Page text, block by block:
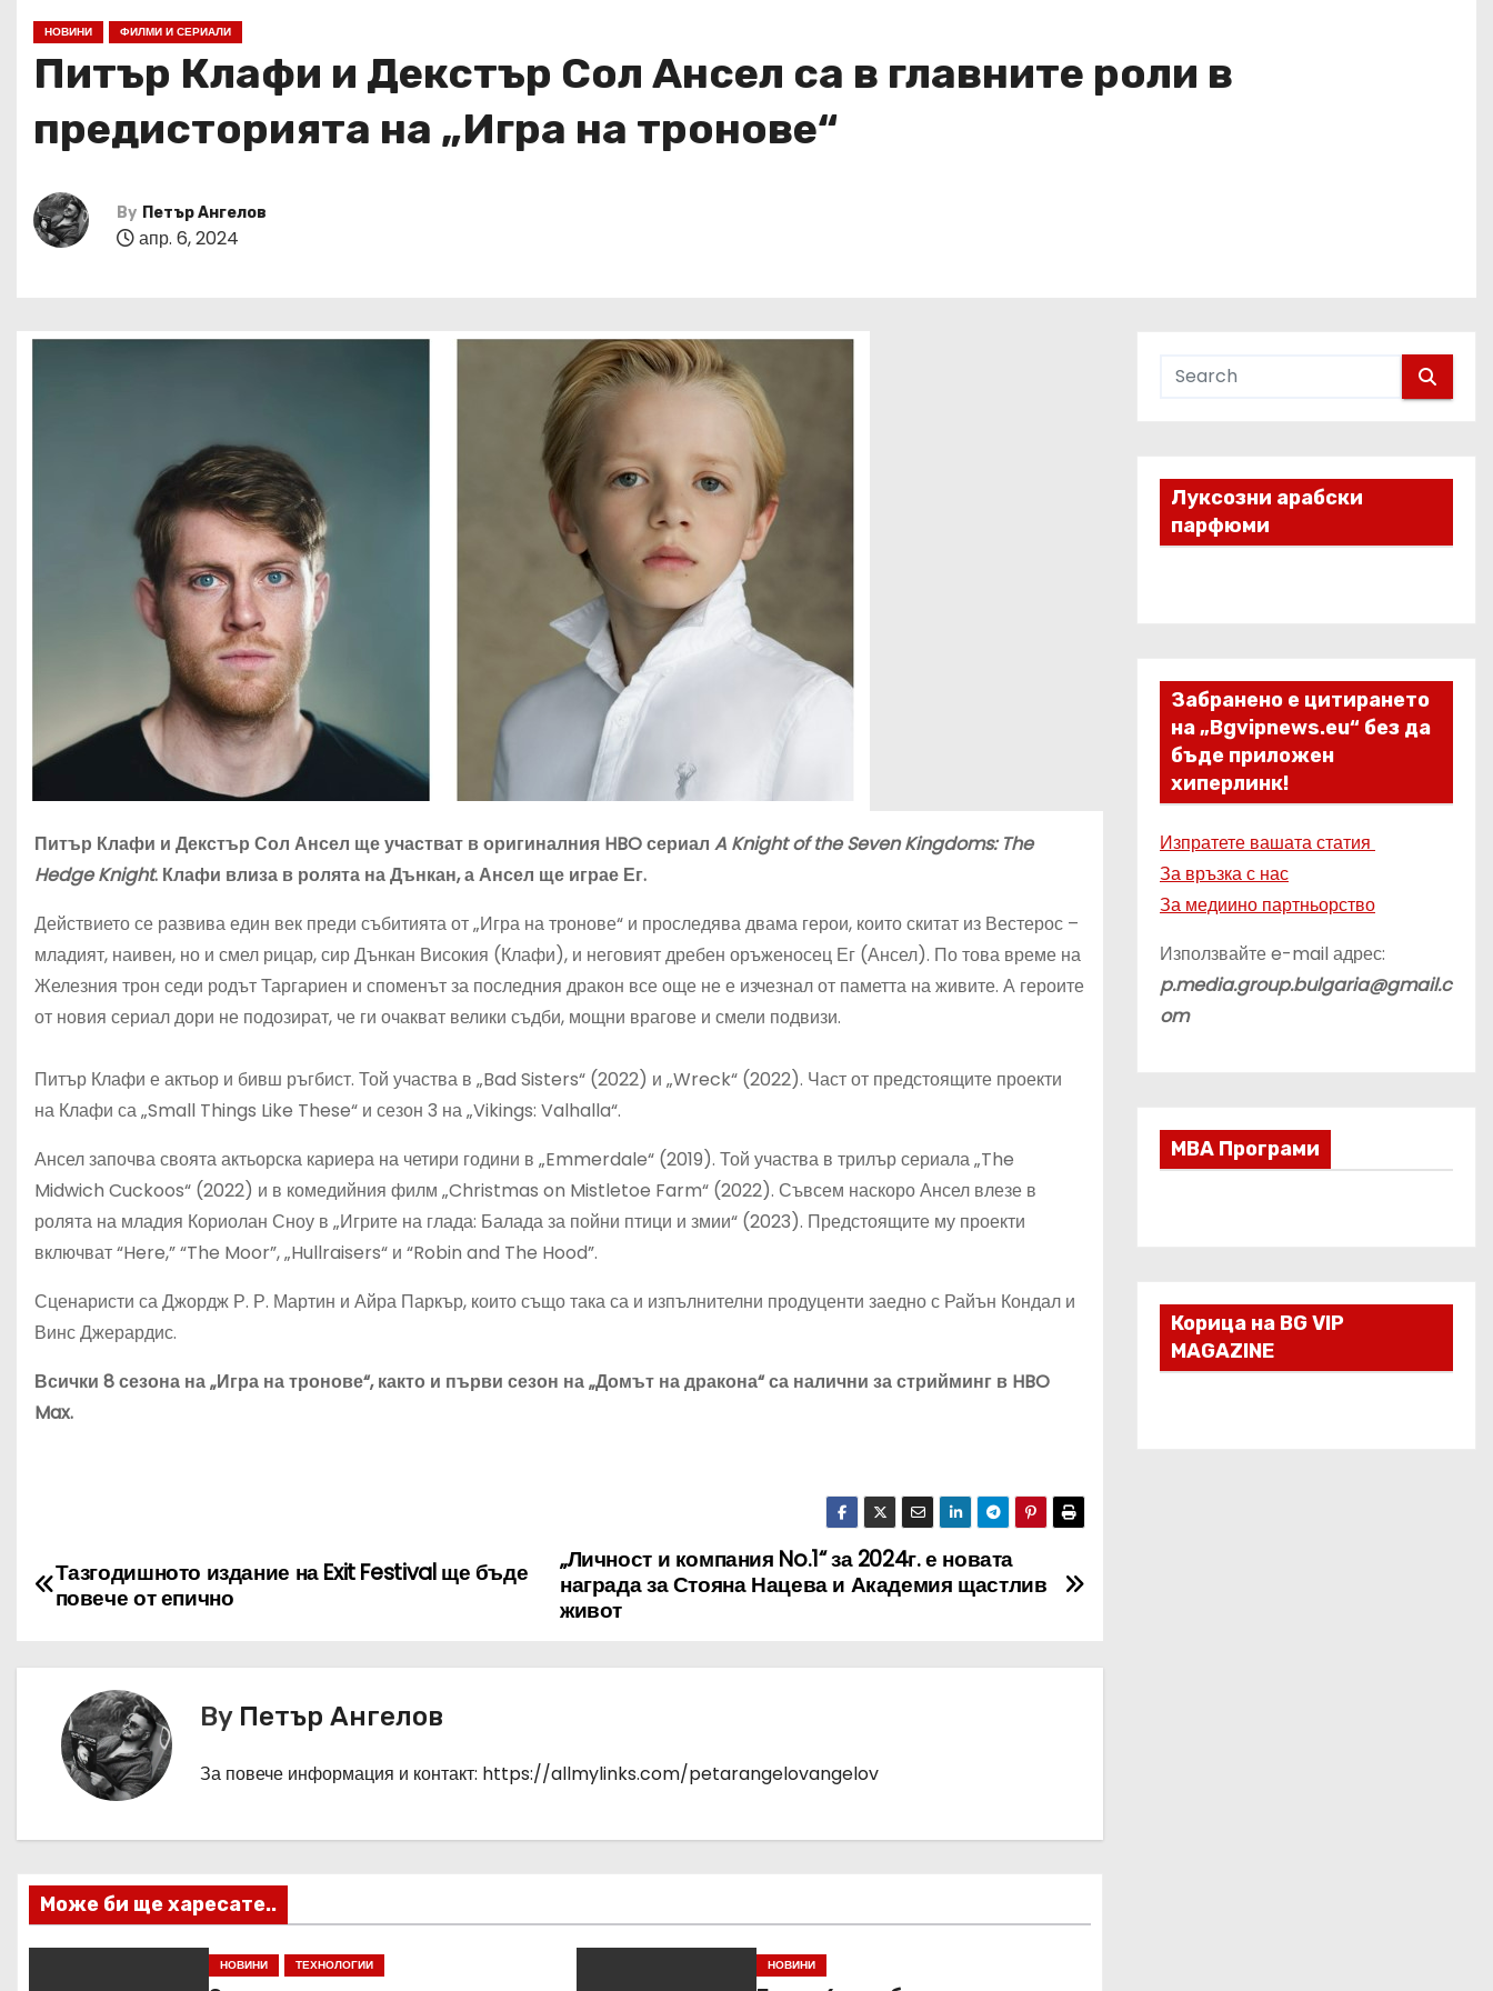
НОВИНИ ФИЛМИ И СЕРИАЛИ
Питър Клафи и Декстър Сол Ансел са в главните роли в
предисторията на „Игра на тронове“
By Петър Ангелов
апр. 6, 2024
Питър Клафи и Декстър Сол Ансел ще участват в оригиналния HBO сериал A Knight of the Seven Kingdoms: The
Hedge Knight. Клафи влиза в ролята на Дънкан, а Ансел ще играе Ег.
Действието се развива един век преди събитията от „Игра на тронове“ и проследява двама герои, които скитат из Вестерос –
младият, наивен, но и смел рицар, сир Дънкан Високия (Клафи), и неговият дребен оръженосец Ег (Ансел). По това време на
Железния трон седи родът Таргариен и споменът за последния дракон все още не е изчезнал от паметта на живите. А героите
от новия сериал дори не подозират, че ги очакват велики съдби, мощни врагове и смели подвизи.
Питър Клафи е актьор и бивш ръгбист. Той участва в „Bad Sisters“ (2022) и „Wreck“ (2022). Част от предстоящите проекти
на Клафи са „Small Things Like These“ и сезон 3 на „Vikings: Valhalla“.
Ансел започва своята актьорска кариера на четири години в „Emmerdale“ (2019). Той участва в трилър сериала „The
Midwich Cuckoos“ (2022) и в комедийния филм „Christmas on Mistletoe Farm“ (2022). Съвсем наскоро Ансел влезе в
ролята на младия Кориолан Сноу в „Игрите на глада: Балада за пойни птици и змии“ (2023). Предстоящите му проекти
включват “Here,” “The Moor”, „Hullraisers“ и “Robin and The Hood”.
Сценаристи са Джордж Р. Р. Мартин и Айра Паркър, които също така са и изпълнителни продуценти заедно с Райън Кондал и
Винс Джерардис.
Всички 8 сезона на „Игра на тронове“, както и първи сезон на „Домът на дракона“ са налични за стрийминг в HBO
Max.
Н
в
ц
и
я
„Личност и компания No.1“ за 2024г. е новата
награда за Стояна Нацева и Академия щастлив
живот
Тазгодишното издание на Exit Festival ще бъде
повече от епично
By Петър Ангелов
За повече информация и контакт: https://allmylinks.com/petarangelovangelov
Може би ще харесате..
НОВИНИ ТЕХНОЛОГИИ НОВИНИ
Луксозни арабски
парфюми
Забранено е цитирането
на „Bgvipnews.eu“ без да
бъде приложен
хиперлинк!
Изпратете вашата статия
За връзка с нас
За медиино партньорство
Използвайте e-mail адрес:
p.media.group.bulgaria@gmail.c
om
МВА Програми
Корица на BG VIP
MAGAZINE